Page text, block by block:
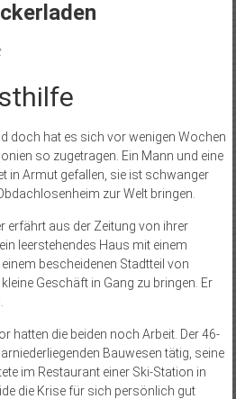
doch hat es sich vor wenigen Wochen
so zugetragen. Ein Mann und eine
in Armut gefallen, sie ist schwanger
zur Welt bringen.
erfährt aus der Zeitung von ihrer
leerstehendes Haus mit einem
bescheidenen Stadtteil von
Geschäft in Gang zu bringen. Er
hatten die beiden noch Arbeit. Der 46-
Bauwesen tätig, seine
im Restaurant einer Ski-Station in
die Krise für sich persönlich gut